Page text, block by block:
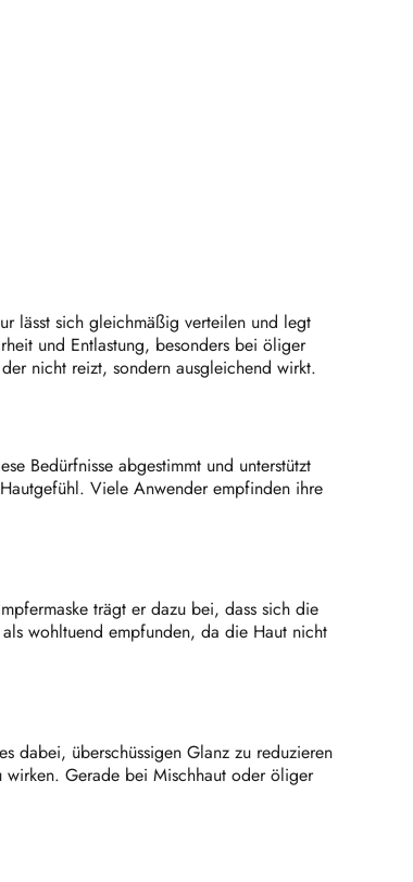
lässt sich gleichmäßig verteilen und legt
und Entlastung, besonders bei öliger
nicht reizt, sondern ausgleichend wirkt.
Bedürfnisse abgestimmt und unterstützt
Viele Anwender empfinden ihre
trägt er dazu bei, dass sich die
wohltuend empfunden, da die Haut nicht
dabei, überschüssigen Glanz zu reduzieren
Gerade bei Mischhaut oder öliger